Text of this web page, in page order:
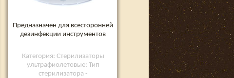
Предназначен для всесторонней
дезинфекции инструментов
Категория: Стерилизаторы
ультрафиолетовые: Тип
стерилизатора -